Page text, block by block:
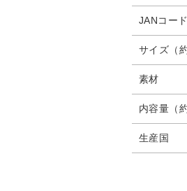
JANコード
サイズ（約
素材
内容量（約
生産国